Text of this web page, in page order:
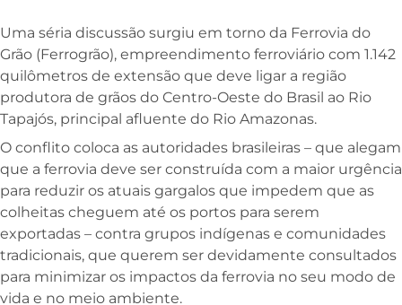
Uma séria discussão surgiu em torno da Ferrovia do
Grão (Ferrogrão), empreendimento ferroviário com 1.142
quilômetros de extensão que deve ligar a região
produtora de grãos do Centro-Oeste do Brasil ao Rio
Tapajós, principal afluente do Rio Amazonas.
O conflito coloca as autoridades brasileiras – que alegam
que a ferrovia deve ser construída com a maior urgência
para reduzir os atuais gargalos que impedem que as
colheitas cheguem até os portos para serem
exportadas – contra grupos indígenas e comunidades
tradicionais, que querem ser devidamente consultados
para minimizar os impactos da ferrovia no seu modo de
vida e no meio ambiente.